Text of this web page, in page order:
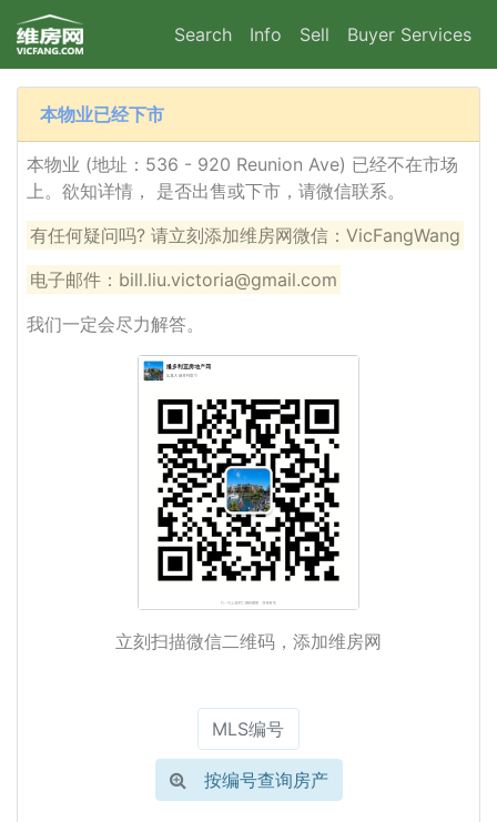
Search Info Sell Buyer Services
本物业已经下市
本物业 (地址：536 - 920 Reunion Ave) 已经不在市场
上。欲知详情， 是否出售或下市，请微信联系。
有任何疑问吗? 请立刻添加维房网微信：VicFangWang
电子邮件：bill.liu.victoria@gmail.com
我们一定会尽力解答。
立刻扫描微信二维码，添加维房网
按编号查询房产